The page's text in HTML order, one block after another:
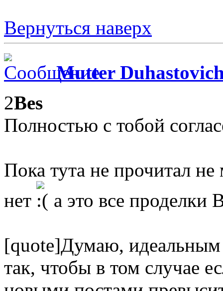
Вернуться наверх
Mutter
2Bes
Полностью с тобой
Пока тута не прочитал
нет
а это все проделки
[quote]Думаю, идеальным
так, чтобы в том случае